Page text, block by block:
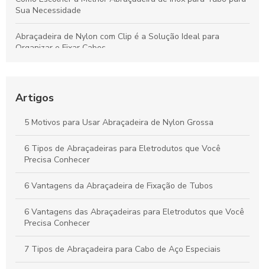
Sua Necessidade
Abraçadeira de Nylon com Clip é a Solução Ideal para
Organizar e Fixar Cabos
melhor fornecedor para suas necessidades
Como Escolher as Melhores Abraçadeiras para Tubos de Aço
Artigos
5 Motivos para Usar Abraçadeira de Nylon Grossa
6 Tipos de Abraçadeiras para Eletrodutos que Você
Precisa Conhecer
6 Vantagens da Abraçadeira de Fixação de Tubos
6 Vantagens das Abraçadeiras para Eletrodutos que Você
Precisa Conhecer
7 Tipos de Abraçadeira para Cabo de Aço Especiais